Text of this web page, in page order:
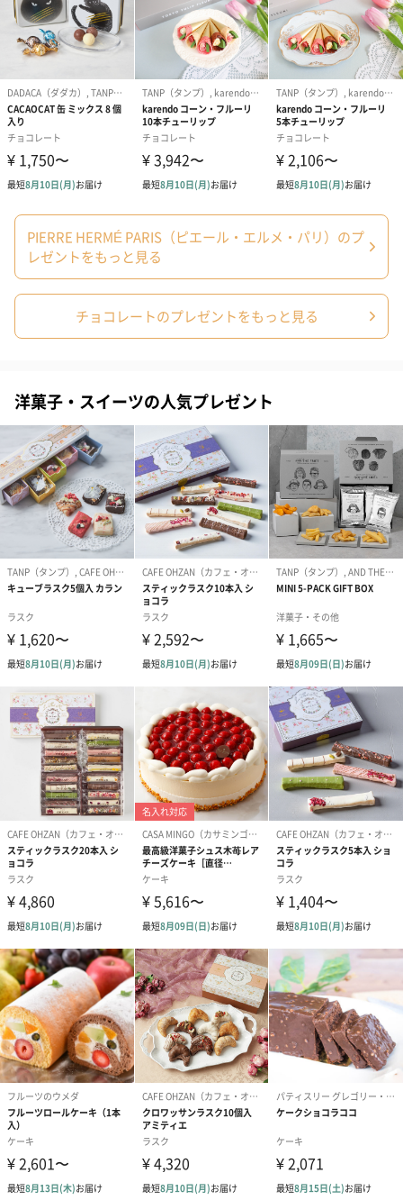
PIERRE HERMÉ PARIS（ピエール・エルメ・パリ）のプ
レゼントをもっと見る
チョコレートのプレゼントをもっと見る
洋菓子・スイーツの人気プレゼント